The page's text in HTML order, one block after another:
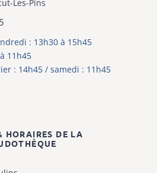
Les-Pins
: 13h30 à 15h45
11h45
: 14h45 / samedi : 11h45
HORAIRES DE LA